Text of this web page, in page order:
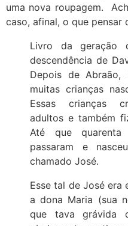
uma nova roupagem.
caso, afinal, o que pensar
Livro da geração
descendência de
Depois de
muitas crianças
Essas crianças
adultos e também
Até que
passaram e
chamado José.
Esse tal de José era
a dona Maria (sua
que tava grávida